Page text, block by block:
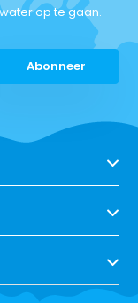
op te gaan.
Abonneer